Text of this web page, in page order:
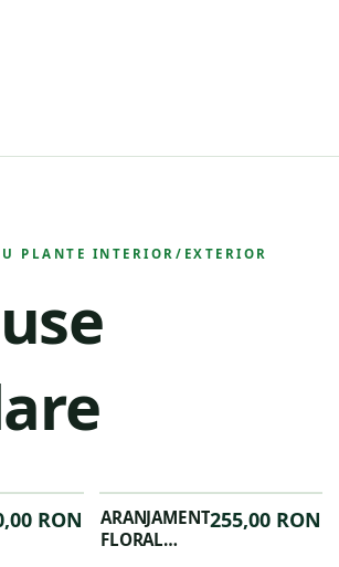
PLANTE INTERIOR/EXTERIOR
RON
ARANJAMENT
FLORAL
255,00 RON